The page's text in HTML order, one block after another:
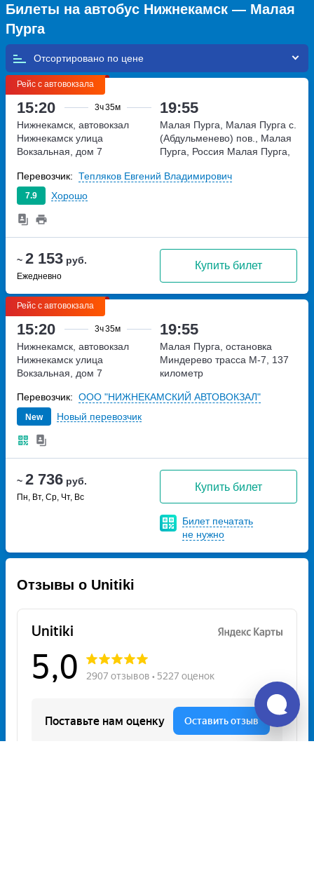
Билеты на автобус Нижнекамск — Малая
Пурга
Отсортировано по
Рейс с автовокзала
15:20 3ч35м 19:55
~ 2 153 руб.
Ежедневно
Купить билет
Нижнекамск, автовокзал
Нижнекамск улица
Вокзальная, дом 7
Малая Пурга, Малая Пурга с.
(Абдульменево) пов., Малая
Пурга, Россия Малая Пурга,
7.9 Хорошо
Перевозчик: Тепляков Евгений Владимирович
Рейс с автовокзала
15:20 3ч35м 19:55
~ 2 736 руб.
Пн, Вт, Ср, Чт, Вс
Купить билет
Билет печатать
не нужно
Нижнекамск, автовокзал
Нижнекамск улица
Вокзальная, дом 7
Малая Пурга, остановка
Миндерево трасса М-7, 137
километр
New Новый перевозчик
Перевозчик: ООО "НИЖНЕКАМСКИЙ АВТОВОКЗАЛ"
Отзывы о Unitiki